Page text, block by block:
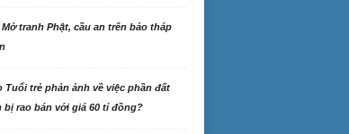
Mở tranh Phật, cầu an trên bảo tháp
Tuổi trẻ phản ảnh về việc phần đất
bị rao bán với giá 60 tỉ đồng?